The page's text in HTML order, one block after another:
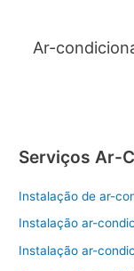
Ar-
Serviços Ar-
Instalação de ar-
Instalação ar-
Instalação ar-